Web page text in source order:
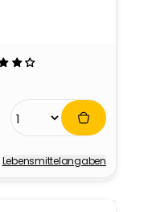
Lebensmittel­angaben